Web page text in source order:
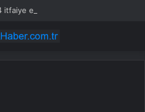
itfaiye eri hayatını kaybetti